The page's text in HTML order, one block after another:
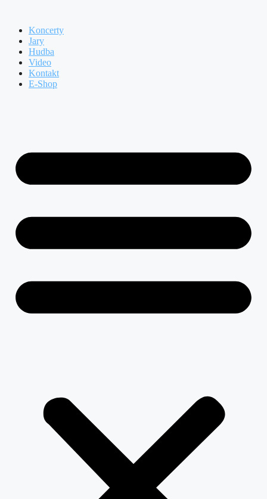
obsah
Koncerty
Jary
Hudba
Video
Kontakt
E-Shop